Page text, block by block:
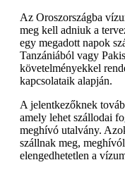
Az Oroszországba
meg kell adniuk a
egy megadott napok
Tanzániából vagy
követelményekkel
kapcsolataik alapján.
A jelentkezőknek
amely lehet szállodai
meghívó utalvány.
szállnak meg,
elengedhetetlen a